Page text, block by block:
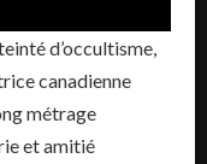
d’occultisme,
canadienne
métrage
et amitié